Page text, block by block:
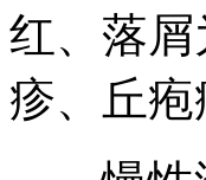
红、落
疹、丘